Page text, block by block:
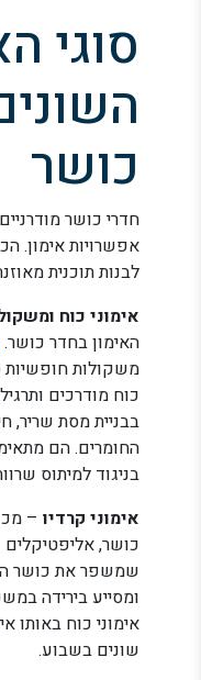
סוגי
כושר
חדרי כושר
אפשרויות אימון.
לבנות תוכנית
אימוני כוח
האימון בחדר כושר.
משקולות חופשיות
כוח מודרכים
בבניית מסת שריר,
החומרים. הם
בניגוד למיתוס
אימוני קרדיו –
כושר, אליפטיקלים
שמשפר את כושר
ומסייע בירידה
אימוני כוח באותו
שונים בשבוע.